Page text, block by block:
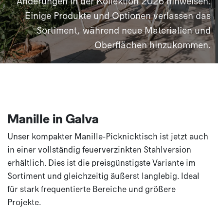
Einige Produkte und Optionen verlassen das
Sortiment, während neue Materialien und
Oberflächen hinzukommen.
Manille in Galva
Unser kompakter Manille-Picknicktisch ist jetzt auch
in einer vollständig feuerverzinkten Stahlversion
erhältlich. Dies ist die preisgünstigste Variante im
Sortiment und gleichzeitig äußerst langlebig. Ideal
für stark frequentierte Bereiche und größere
Projekte.